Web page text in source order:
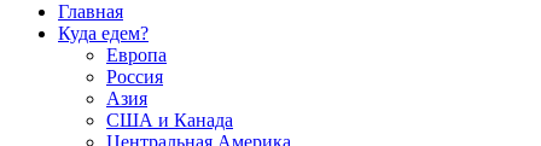
Главная
Куда едем?
Европа
Россия
Азия
США и Канада
Центральная Америка